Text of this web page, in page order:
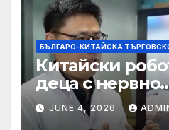
БЪЛГАРО-КИТАЙСКА
Китайски
деца с нервно
разстройство
изправят за
JUNE 4, 2026